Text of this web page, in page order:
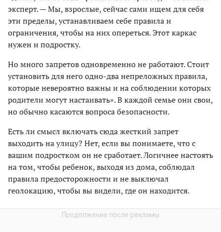
эксперт. — Мы, взрослые, сейчас сами ищем для себя
эти пределы, устанавливаем себе правила и
ограничения, чтобы на них опереться. Этот каркас
нужен и подростку.
Но много запретов одновременно не работают. Стоит
установить для него одно-два непреложных правила,
которые невероятно важны и на соблюдении которых
родители могут настаивать». В каждой семье они свои,
но обычно касаются вопроса безопасности.
Есть ли смысл включать сюда жесткий запрет
выходить на улицу? Нет, если вы понимаете, что с
вашим подростком он не сработает. Логичнее настоять
на том, чтобы ребенок, выходя из дома, соблюдал
правила предосторожности и не выключал
геолокацию, чтобы вы видели, где он находится.